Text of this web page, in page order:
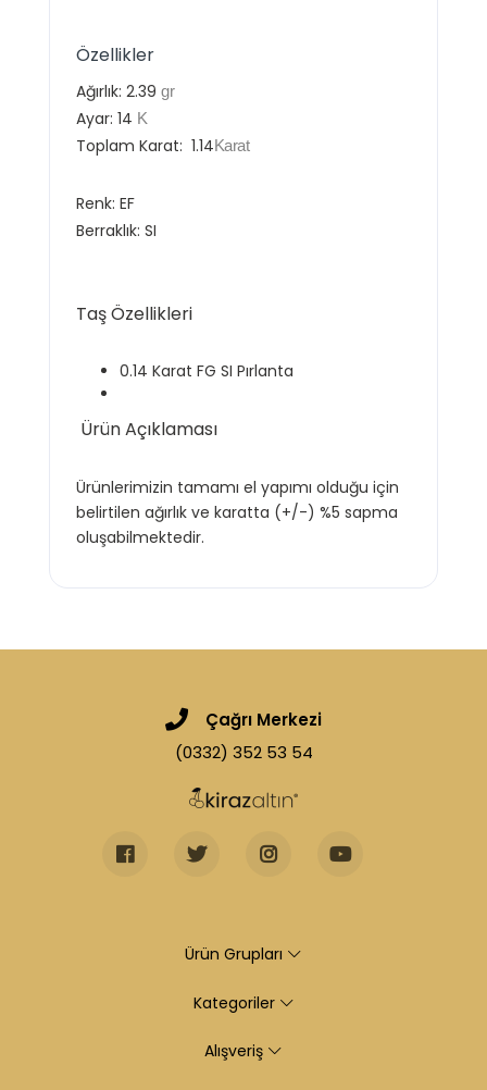
Özellikler
Ağırlık: 2.39 gr
Ayar: 14 K
Toplam Karat: 1.14Karat
Renk: EF
Berraklık: SI
Taş Özellikleri
0.14 Karat FG SI Pırlanta
Ürün Açıklaması
Ürünlerimizin tamamı el yapımı olduğu için
belirtilen ağırlık ve karatta (+/-) %5 sapma
oluşabilmektedir.
Çağrı Merkezi
(0332) 352 53 54
Ürün Grupları
Kategoriler
Alışveriş